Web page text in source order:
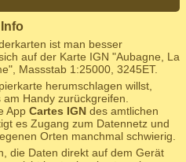
ist man besser
auf der Karte IGN "Aubagne, La
Massstab 1:25000, 3245ET.
herumschlagen willst,
Handy zurückgreifen.
App Cartes IGN des amtlichen
es Zugang zum Datennetz und
Orten manchmal schwierig.
die Daten direkt auf dem Gerät